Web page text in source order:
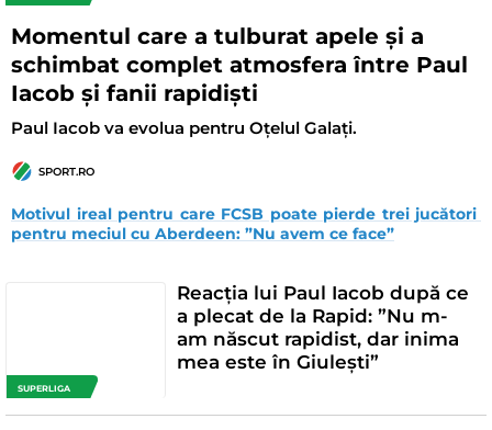
Momentul care a tulburat apele și a
schimbat complet atmosfera între Paul
Iacob și fanii rapidiști
Paul Iacob va evolua pentru Oțelul Galați.
SPORT.RO
Motivul ireal pentru care FCSB poate pierde trei jucători
pentru meciul cu Aberdeen: ”Nu avem ce face”
SUPERLIGA
Reacția lui Paul Iacob după ce
a plecat de la Rapid: ”Nu m-
am născut rapidist, dar inima
mea este în Giulești”